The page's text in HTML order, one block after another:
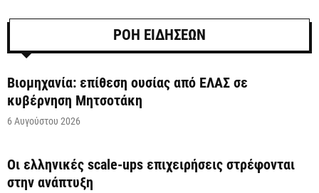
ΡΟΗ ΕΙΔΗΣΕΩΝ
Βιομηχανία: επίθεση ουσίας από ΕΛΑΣ σε
κυβέρνηση Μητσοτάκη
6 Αυγούστου 2026
Οι ελληνικές scale-ups επιχειρήσεις στρέφονται
στην ανάπτυξη